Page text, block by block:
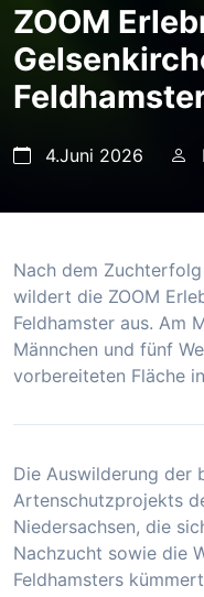
ZOOM
4.Juni 2026
Nach dem
wildert die ZOOM
Feldhamster aus. Am
Männchen und fünf
vorbereiteten Fläche
Die Auswilderung der
Artenschutzprojekts
Niedersachsen, die
Nachzucht sowie die
Feldhamsters